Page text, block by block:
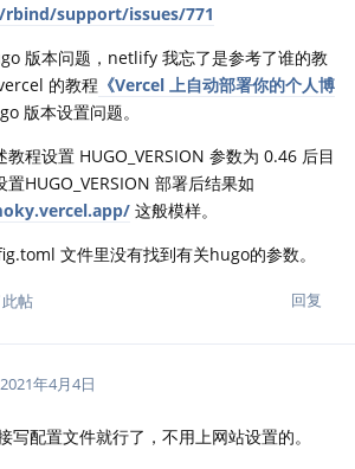
support/issues/771
版本问题，netlify 我忘了是参考了谁的教
的教程 《Vercel 上自动部署你的个人博
版本设置问题。
程设置 HUGO_VERSION 参数为 0.46 后目
HUGO_VERSION 部署后结果如
这般模样。
文件里没有找到有关hugo的参数。
回复
帖
2021年4月4日
写配置文件就行了，不用上网站设置的。